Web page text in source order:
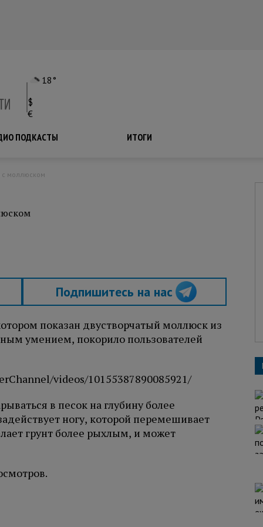
18°
$
€
ПОДКАСТЫ ИТОГИ
с моллюском
Подпишитесь на нас
показан двустворчатый моллюск из
умением, покорило пользователей
videos/10155387890085921/
в песок на глубину более
ногу, которой перемешивает
грунт более рыхлым, и может